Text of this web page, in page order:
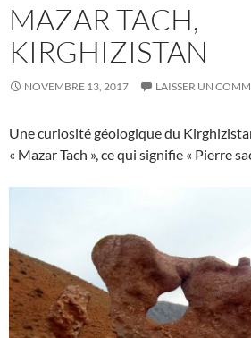
MAZAR TACH,
KIRGHIZISTAN
NOVEMBRE 13, 2017 LAISSER UN
Une curiosité géologique du
« Mazar Tach », ce qui signifie « Pierre